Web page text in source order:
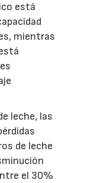
está
mientras
leche, las
de leche
el 30%